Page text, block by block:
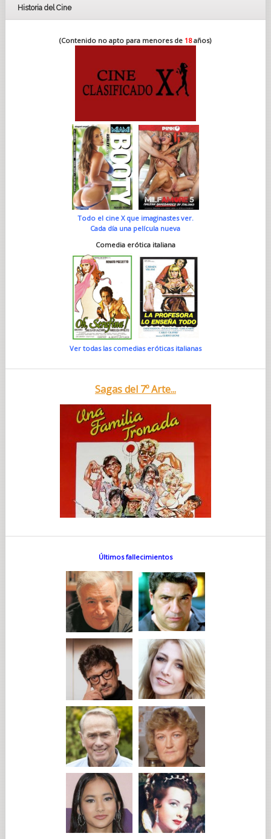
Historia del Cine
(Contenido no apto para menores de 18años)
Todo el cine X que imaginastes ver.
Cada día una película nueva
Comedia erótica italiana
Ver todas las comedias eróticas italianas
Sagas del 7º Arte...
Últimos fallecimientos